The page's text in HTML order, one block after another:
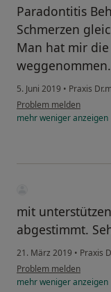
Paradontitis
Schmerzen
Man hat mir
weggenommen.
5. Juni 2019 • Praxis
Problem melden
mehrwenigeranzeigen
mit
abgestimmt.
21. März 2019 • Praxis
Problem melden
mehrwenigeranzeigen